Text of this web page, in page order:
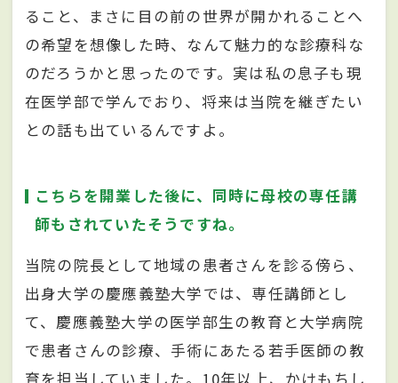
ること、まさに目の前の世界が開かれることへ
の希望を想像した時、なんて魅力的な診療科な
のだろうかと思ったのです。実は私の息子も現
在医学部で学んでおり、将来は当院を継ぎたい
との話も出ているんですよ。
こちらを開業した後に、同時に母校の専任講
師もされていたそうですね。
当院の院長として地域の患者さんを診る傍ら、
出身大学の慶應義塾大学では、専任講師とし
て、慶應義塾大学の医学部生の教育と大学病院
で患者さんの診療、手術にあたる若手医師の教
育を担当していました。10年以上、かけもちし